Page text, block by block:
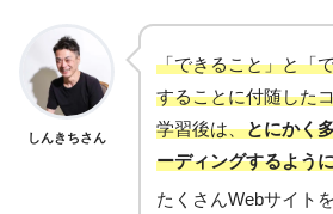
しんきちさん
「できること」と「
することに付随した
学習後は、とにかく
ーディングするよう
たくさんWebサイト